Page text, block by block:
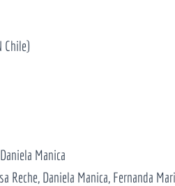
Chile)
Manica
Reche, Daniela Manica, Fernanda